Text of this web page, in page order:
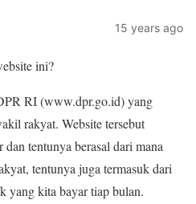
15 years ago
ini?
RI (www.dpr.go.id) yang
rakyat. Website tersebut
tentunya berasal dari mana
tentunya juga termasuk dari
yang kita bayar tiap bulan.